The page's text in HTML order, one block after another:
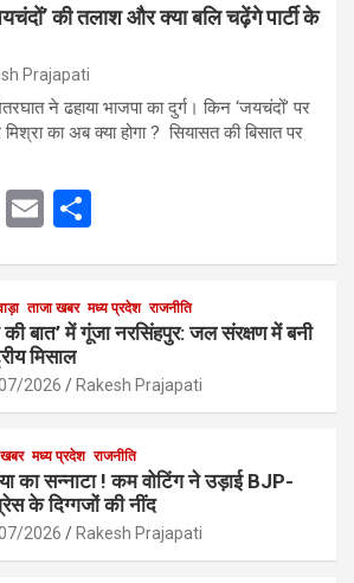
की तलाश और क्या बलि चढ़ेंगे पार्टी के
Prajapati
ने ढहाया भाजपा का दुर्ग। किन ‘जयचंदों’ पर
का अब क्या होगा ? सियासत की बिसात पर
X
E
e
ताजा खबर मध्य प्रदेश राजनीति
की बात’ में गूंजा नरसिंहपुर: जल संरक्षण में बनी
मिसाल
2026 Rakesh Prajapati
खबर मध्य प्रदेश राजनीति
का सन्नाटा ! कम वोटिंग ने उड़ाई BJP-
के दिग्गजों की नींद
2026 Rakesh Prajapati